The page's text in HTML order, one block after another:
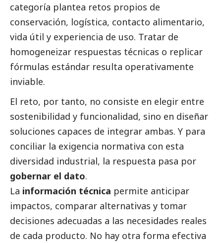
categoría plantea retos propios de
conservación, logística, contacto alimentario,
vida útil y experiencia de uso. Tratar de
homogeneizar respuestas técnicas o replicar
fórmulas estándar resulta operativamente
inviable.
El reto, por tanto, no consiste en elegir entre
sostenibilidad y funcionalidad, sino en diseñar
soluciones capaces de integrar ambas. Y para
conciliar la exigencia normativa con esta
diversidad industrial, la respuesta pasa por
gobernar el dato.
La información técnica permite anticipar
impactos, comparar alternativas y tomar
decisiones adecuadas a las necesidades reales
de cada producto. No hay otra forma efectiva